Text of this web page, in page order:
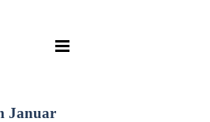
Januar